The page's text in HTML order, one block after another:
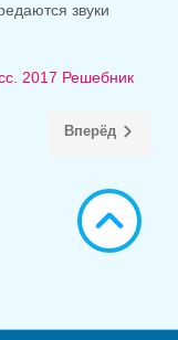
звуки
2017 Решебник
Вперёд